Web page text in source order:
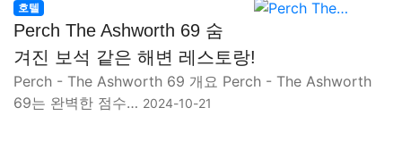
호텔
Perch The Ashworth 69 숨
겨진 보석 같은 해변 레스토랑!
Perch - The Ashworth 69 개요 Perch - The Ashworth
69는 완벽한 점수… 2024-10-21